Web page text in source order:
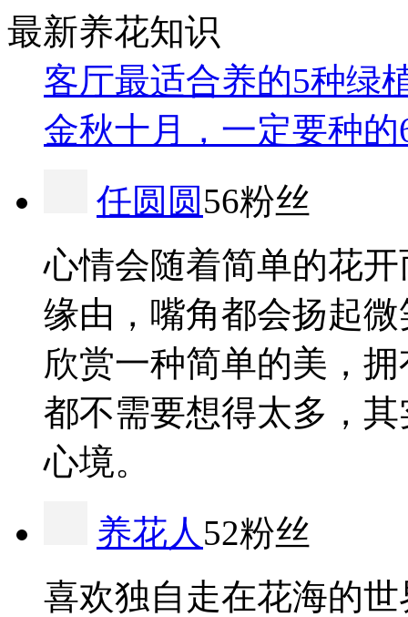
最新养花知识
客厅最适合养的5种绿
金秋十月，一定要种
任圆圆56粉丝
心情会随着简单的花
缘由，嘴角都会扬起
欣赏一种简单的美，
都不需要想得太多，
心境。
养花人 52粉丝
喜欢独自走在花海的